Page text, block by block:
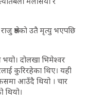
श्रेष्ठकाे उतै मृत्यु भएपछि
दोलखा भिमेश्वर
कुरिरहेका थिए। यही
आउँदै थियो । चार
थियो।